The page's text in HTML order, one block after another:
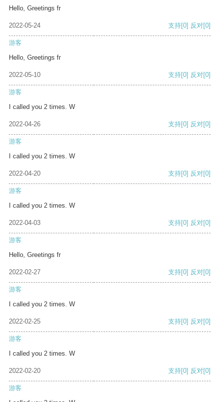
Hello, Greetings fr
2022-05-24 支持[0] 反对[0]
游客
Hello, Greetings fr
2022-05-10 支持[0] 反对[0]
游客
I called you 2 times. W
2022-04-26 支持[0] 反对[0]
游客
I called you 2 times. W
2022-04-20 支持[0] 反对[0]
游客
I called you 2 times. W
2022-04-03 支持[0] 反对[0]
游客
Hello, Greetings fr
2022-02-27 支持[0] 反对[0]
游客
I called you 2 times. W
2022-02-25 支持[0] 反对[0]
游客
I called you 2 times. W
2022-02-20 支持[0] 反对[0]
游客